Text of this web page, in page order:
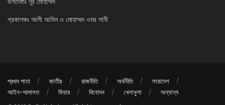
উপদেষ্টাঃ নূর মোহাম্মদ
প্রকাশকঃ আলী আমিন ও মোহাম্মদ ওমর সানী
প্রথম পাতা জাতীয় রাজনীতি অর্থনীতি
সারাদেশ
আইন-আদালত
ফিচার বিনোদন খেলাধুলা অন্যান্য